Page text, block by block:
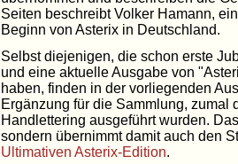
Seiten beschreibt Volker Hamann,
Beginn von Asterix in Deutschland.
Selbst diejenigen, die schon erste
und eine aktuelle Ausgabe von
haben, finden in der vorliegenden
Ergänzung für die Sammlung, zumal
Handlettering ausgeführt wurden.
sondern übernimmt damit auch den
Ultimativen Asterix-Edition.